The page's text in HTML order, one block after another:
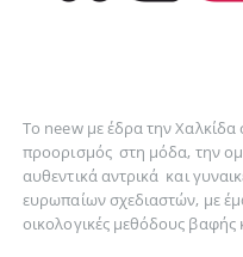
Το neew με έδρα την Xαλκίδα
προορισμός στη μόδα, την
αυθεντικάαντρικά και
ευρωπαίων σχεδιαστών, με
οικολογικές μεθόδους βαφής